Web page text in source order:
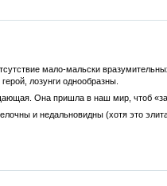
мало-мальски
лозунги однообразны.
Она пришла в наш мир, чтоб «за
и недальновидны (хотя это